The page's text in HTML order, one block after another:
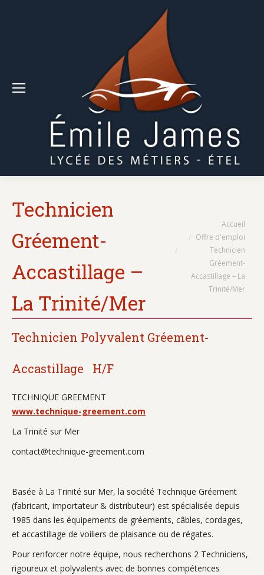
Technicien
Gréement-
Accastillage –
La Trinité/Mer
Accueil
Offre d'emploi
Technicien
Gréement-
Accastillage – La
Trinité/Mer
Technicien Polyvalent Gréement-
Accastillage H/F
TECHNIQUE GREEMENT
www.technique-greement.com
La Trinité sur Mer
contact@technique-greement.com
Basée à La Trinité sur Mer, la société Technique Gréement
(fabricant, importateur & distributeur) est spécialisée depuis
1985 dans les équipements de gréements, câbles, cordages,
et accastillage de voiliers de plaisance ou de régates.
Pour renforcer notre équipe, nous recherchons 2 Techniciens,
rigoureux et polyvalents avec de bonnes compétences